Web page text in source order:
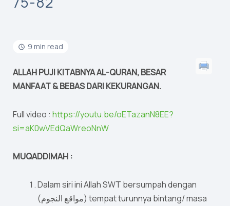
9 min read
ALLAH PUJI KITABNYA AL-QURAN, BESAR
MANFAAT & BEBAS DARI KEKURANGAN.
Full video : https://youtu.be/oETazanN8EE?
si=aK0wVEdQaWreoNnW
MUQADDIMAH :
Dalam siri ini Allah SWT bersumpah dengan
(مواقع النجوم) tempat turunnya bintang/ masa